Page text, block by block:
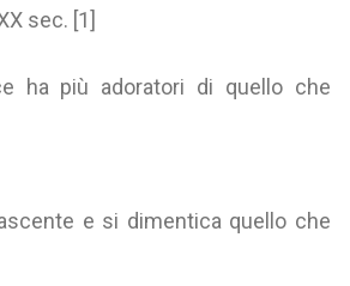
sec. [1]
ha più adoratori di quello che
e si dimentica quello che